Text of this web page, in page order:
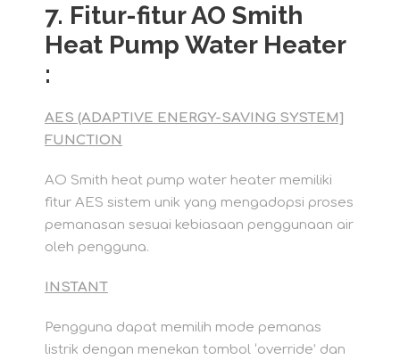
7. Fitur-fitur AO Smith
Heat Pump Water Heater
:
AES (ADAPTIVE ENERGY-SAVING SYSTEM]
FUNCTION
AO Smith heat pump water heater memiliki
fitur AES sistem unik yang mengadopsi proses
pemanasan sesuai kebiasaan penggunaan air
oleh pengguna.
INSTANT
Pengguna dapat memilih mode pemanas
listrik dengan menekan tombol ‘override’ dan